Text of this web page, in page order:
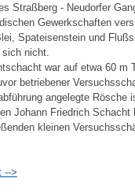
Straßberg - Neudorfer
Gewerkschaften
Spateisenstein und
sich nicht.
war auf etwa 60 m
betriebener
angelegte Rösche
Johann Friedrich
kleinen
-->